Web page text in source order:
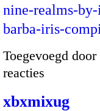
nine-realms-
barba-iris-
Toegevoegd door
reacties
xbxmixug